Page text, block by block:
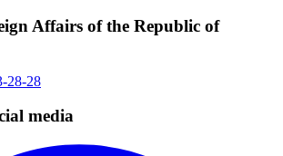
Affairs of the Republic of
28-28
media